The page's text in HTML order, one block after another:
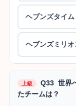
ヘブンズタイム
ヘブンズミリオ
上級
Q33 世界
たチームは？